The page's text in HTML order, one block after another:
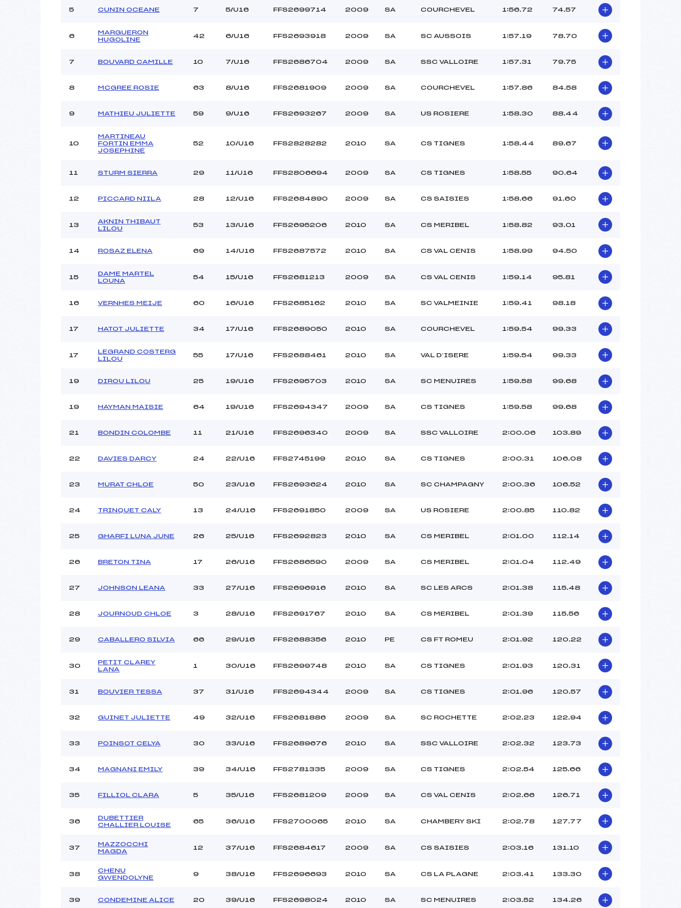
Ouvreurs D :
–
Météo :
–
Ouvreurs D :
Température départ :
Catégorie :
5 CUNIN OCEANE 7 5/U16 FFS2699714 2009 SA COURCHEVEL 1:56.72 74.57
6
MARGUERON
HUGOLINE
42 6/U16 FFS2693918 2009 SA SC AUSSOIS 1:57.19 78.70
7 BOUVARD CAMILLE 10 7/U16 FFS2686704 2009 SA SSC VALLOIRE 1:57.31 79.75
8 MCGREE ROSIE 63 8/U16 FFS2681909 2009 SA COURCHEVEL 1:57.86 84.58
9 MATHIEU JULIETTE 59 9/U16 FFS2693267 2009 SA US ROSIERE 1:58.30 88.44
10
MARTINEAU
FORTIN EMMA
JOSEPHINE
52 10/U16 FFS2828282 2010 SA CS TIGNES 1:58.44 89.67
11 STURM SIERRA 29 11/U16 FFS2806694 2009 SA CS TIGNES 1:58.55 90.64
12 PICCARD NIILA 28 12/U16 FFS2684890 2009 SA CS SAISIES 1:58.66 91.60
13
AKNIN THIBAUT
LILOU
53 13/U16 FFS2695206 2010 SA CS MERIBEL 1:58.82 93.01
14 ROSAZ ELENA 69 14/U16 FFS2687572 2010 SA CS VAL CENIS 1:58.99 94.50
15
DAME MARTEL
LOUNA
54 15/U16 FFS2681213 2009 SA CS VAL CENIS 1:59.14 95.81
16 VERNHES MEIJE 60 16/U16 FFS2685162 2010 SA SC VALMEINIE 1:59.41 98.18
17 HATOT JULIETTE 34 17/U16 FFS2689050 2010 SA COURCHEVEL 1:59.54 99.33
17
LEGRAND COSTERG
LILOU
55 17/U16 FFS2688461 2010 SA VAL D’ISERE 1:59.54 99.33
19 DIROU LILOU 25 19/U16 FFS2695703 2010 SA SC MENUIRES 1:59.58 99.68
19 HAYMAN MAISIE 64 19/U16 FFS2694347 2009 SA CS TIGNES 1:59.58 99.68
21 BONDIN COLOMBE 11 21/U16 FFS2696340 2009 SA SSC VALLOIRE 2:00.06 103.89
22 DAVIES DARCY 24 22/U16 FFS2745199 2010 SA CS TIGNES 2:00.31 106.08
23 MURAT CHLOE 50 23/U16 FFS2693624 2010 SA SC CHAMPAGNY 2:00.36 106.52
24 TRINQUET CALY 13 24/U16 FFS2691850 2009 SA US ROSIERE 2:00.85 110.82
25 GHARFI LUNA JUNE 26 25/U16 FFS2692823 2010 SA CS MERIBEL 2:01.00 112.14
26 BRETON TINA 17 26/U16 FFS2686590 2009 SA CS MERIBEL 2:01.04 112.49
27 JOHNSON LEANA 33 27/U16 FFS2696916 2010 SA SC LES ARCS 2:01.38 115.48
28 JOURNOUD CHLOE 3 28/U16 FFS2691767 2010 SA CS MERIBEL 2:01.39 115.56
29 CABALLERO SILVIA 66 29/U16 FFS2688356 2010 PE CS FT ROMEU 2:01.92 120.22
30
PETIT CLAREY
LANA
1 30/U16 FFS2699748 2010 SA CS TIGNES 2:01.93 120.31
31 BOUVIER TESSA 37 31/U16 FFS2694344 2009 SA CS TIGNES 2:01.96 120.57
32 GUINET JULIETTE 49 32/U16 FFS2681886 2009 SA SC ROCHETTE 2:02.23 122.94
33 POINSOT CELYA 30 33/U16 FFS2689676 2010 SA SSC VALLOIRE 2:02.32 123.73
34 MAGNANI EMILY 39 34/U16 FFS2781335 2009 SA CS TIGNES 2:02.54 125.66
35 FILLIOL CLARA 5 35/U16 FFS2681209 2009 SA CS VAL CENIS 2:02.66 126.71
36
DUBETTIER
CHALLIER LOUISE
65 36/U16 FFS2700065 2010 SA CHAMBERY SKI 2:02.78 127.77
37
MAZZOCCHI
MAGDA
12 37/U16 FFS2684617 2009 SA CS SAISIES 2:03.16 131.10
38
CHENU
GWENDOLYNE
9 38/U16 FFS2696693 2010 SA CS LA PLAGNE 2:03.41 133.30
39 CONDEMINE ALICE 20 39/U16 FFS2698024 2010 SA SC MENUIRES 2:03.52 134.26